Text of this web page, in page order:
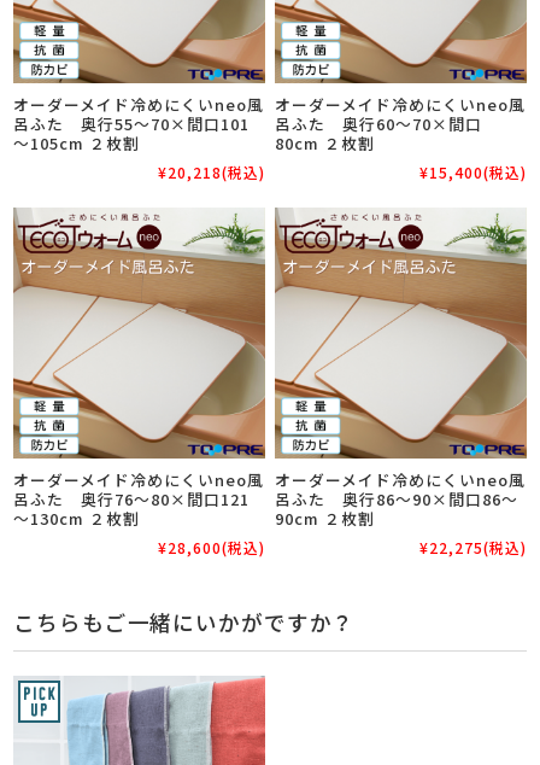
オーダーメイド冷めにくいneo風
呂ふた 奥行55～70×間口101
～105cm ２枚割
¥20,218(税込)
オーダーメイド冷めにくいneo風
呂ふた 奥行60～70×間口
80cm ２枚割
¥15,400(税込)
オーダーメイド冷めにくいneo風
呂ふた 奥行76～80×間口121
～130cm ２枚割
¥28,600(税込)
オーダーメイド冷めにくいneo風
呂ふた 奥行86～90×間口86～
90cm ２枚割
¥22,275(税込)
こちらもご一緒にいかがですか？